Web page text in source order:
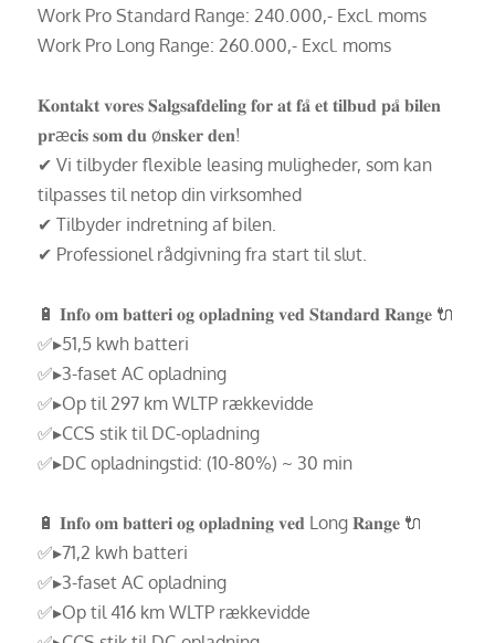
Work Pro Standard Range: 240.000,- Excl. moms
Work Pro Long Range: 260.000,- Excl. moms
𝐊𝐨𝐧𝐭𝐚𝐤𝐭 𝐯𝐨𝐫𝐞𝐬 𝐒𝐚𝐥𝐠𝐬𝐚𝐟𝐝𝐞𝐥𝐢𝐧𝐠 𝐟𝐨𝐫 𝐚𝐭 𝐟𝐚̊ 𝐞𝐭 𝐭𝐢𝐥𝐛𝐮𝐝 𝐩𝐚̊ 𝐛𝐢𝐥𝐞𝐧
𝐩𝐫æ𝐜𝐢𝐬 𝐬𝐨𝐦 𝐝𝐮 ø𝐧𝐬𝐤𝐞𝐫 𝐝𝐞𝐧!
✔ Vi tilbyder flexible leasing muligheder, som kan
tilpasses til netop din virksomhed
✔ Tilbyder indretning af bilen.
✔ Professionel rådgivning fra start til slut.
🔋 𝐈𝐧𝐟𝐨 𝐨𝐦 𝐛𝐚𝐭𝐭𝐞𝐫𝐢 𝐨𝐠 𝐨𝐩𝐥𝐚𝐝𝐧𝐢𝐧𝐠 𝐯𝐞𝐝 𝐒𝐭𝐚𝐧𝐝𝐚𝐫𝐝 𝐑𝐚𝐧𝐠𝐞 🔌
✅▸51,5 kwh batteri
✅▸3-faset AC opladning
✅▸Op til 297 km WLTP rækkevidde
✅▸CCS stik til DC-opladning
✅▸DC opladningstid: (10-80%) ~ 30 min
🔋 𝐈𝐧𝐟𝐨 𝐨𝐦 𝐛𝐚𝐭𝐭𝐞𝐫𝐢 𝐨𝐠 𝐨𝐩𝐥𝐚𝐝𝐧𝐢𝐧𝐠 𝐯𝐞𝐝 Long 𝐑𝐚𝐧𝐠𝐞 🔌
✅▸71,2 kwh batteri
✅▸3-faset AC opladning
✅▸Op til 416 km WLTP rækkevidde